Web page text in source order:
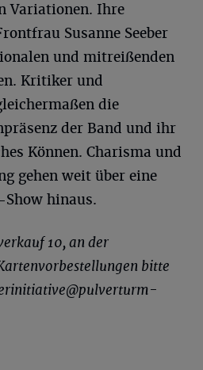
Variationen. Ihre
Susanne Seeber
und mitreißenden
Kritiker und
die
der Band und ihr
Können. Charisma und
gehen weit über eine
hinaus.
10, an der
bitte